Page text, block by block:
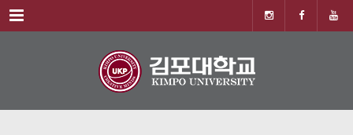
Menu